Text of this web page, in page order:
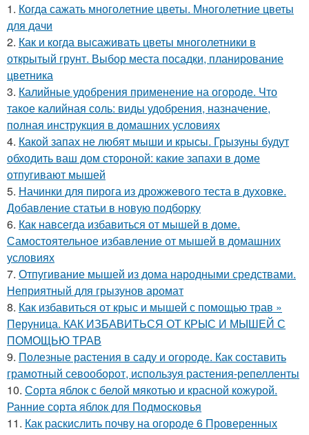
1. Когда сажать многолетние цветы. Многолетние цветы
для дачи
2. Как и когда высаживать цветы многолетники в
открытый грунт. Выбор места посадки, планирование
цветника
3. Калийные удобрения применение на огороде. Что
такое калийная соль: виды удобрения, назначение,
полная инструкция в домашних условиях
4. Какой запах не любят мыши и крысы. Грызуны будут
обходить ваш дом стороной: какие запахи в доме
отпугивают мышей
5. Начинки для пирога из дрожжевого теста в духовке.
Добавление статьи в новую подборку
6. Как навсегда избавиться от мышей в доме.
Самостоятельное избавление от мышей в домашних
условиях
7. Отпугивание мышей из дома народными средствами.
Неприятный для грызунов аромат
8. Как избавиться от крыс и мышей с помощью трав »
Перуница. КАК ИЗБАВИТЬСЯ ОТ КРЫС И МЫШЕЙ С
ПОМОЩЬЮ ТРАВ
9. Полезные растения в саду и огороде. Как составить
грамотный севооборот, используя растения-репелленты
10. Сорта яблок с белой мякотью и красной кожурой.
Ранние сорта яблок для Подмосковья
11. Как раскислить почву на огороде 6 Проверенных